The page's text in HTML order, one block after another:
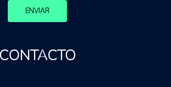
ENVIAR
CONTACTO